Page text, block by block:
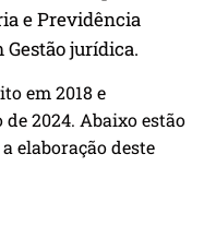
e Previdência
Gestão jurídica.
em 2018 e
2024. Abaixo estão
elaboração deste